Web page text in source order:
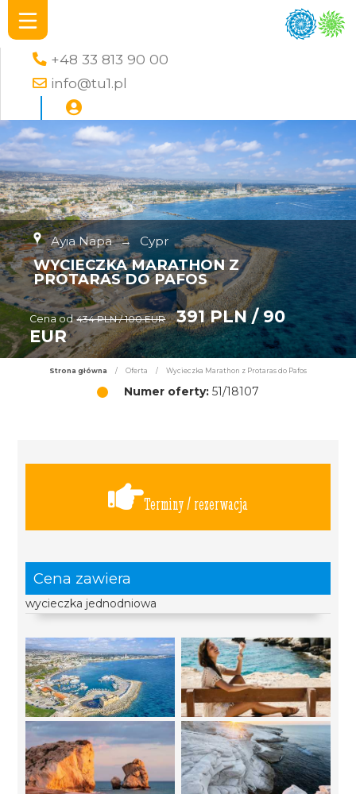
+48 33 813 90 00
info@tu1.pl
Ayia Napa → Cypr
WYCIECZKA MARATHON Z
PROTARAS DO PAFOS
Cena od 434 PLN / 100 EUR
391 PLN / 90
EUR
Strona główna / Oferta / Wycieczka Marathon z Protaras do Pafos
Numer oferty: 51/18107
Terminy / rezerwacja
Cena zawiera
wycieczka jednodniowa